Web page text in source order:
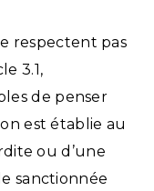
respectent pas
3.1,
de penser
est établie au
ou d’une
sanctionnée